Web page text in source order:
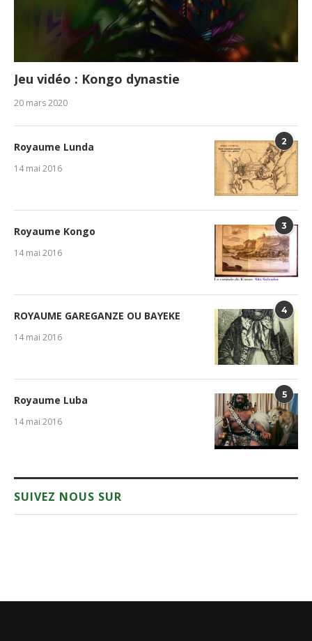
Jeu vidéo : Kongo dynastie
20 mars 2020
2
Royaume Lunda
14 mai 2016
3
Royaume Kongo
14 mai 2016
4
ROYAUME GAREGANZE OU BAYEKE
14 mai 2016
5
Royaume Luba
14 mai 2016
SUIVEZ NOUS SUR